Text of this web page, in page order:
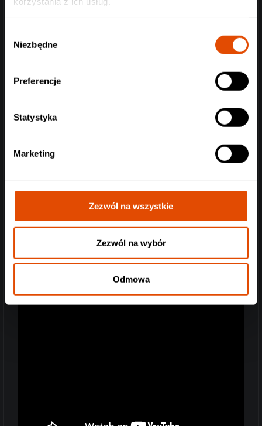
zgody
Niezbędne
Preferencje
Statystyka
Marketing
Zezwól na wszystkie
Zezwól na wybór
Odmowa